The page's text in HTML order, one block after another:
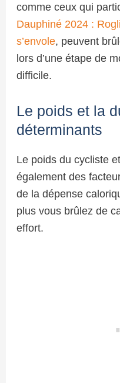
comme ceux qui
Dauphiné 2024 :
s’envole, peuvent
lors d’une étape de
difficile.
Le poids et la
déterminants
Le poids du cycliste
également des
de la dépense
plus vous brûlez de
effort.